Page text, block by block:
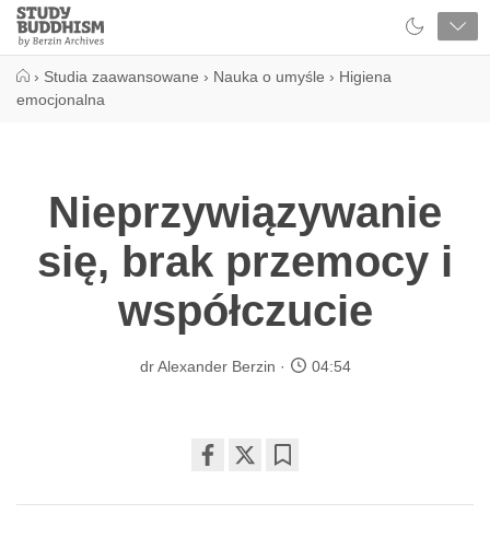
Close
Study
Buddhism
› Studia zaawansowane › Nauka o umyśle › Higiena
emocjonalna
Nieprzywiązywanie
się, brak przemocy i
współczucie
dr Alexander Berzin 04:54
on